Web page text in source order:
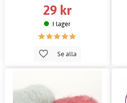
29 kr
I lager
Se alla